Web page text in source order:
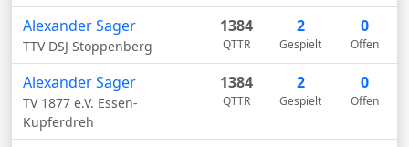
Alexander Sager
TTV DSJ Stoppenberg
1384
QTTR
2
Gespielt
0
Offen
Alexander Sager
TV 1877 e.V. Essen-
Kupferdreh
1384
QTTR
2
Gespielt
0
Offen